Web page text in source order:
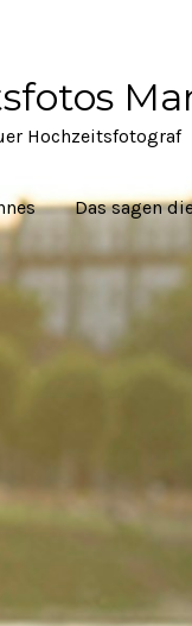
Hochzeitsfotograf
Das sagen